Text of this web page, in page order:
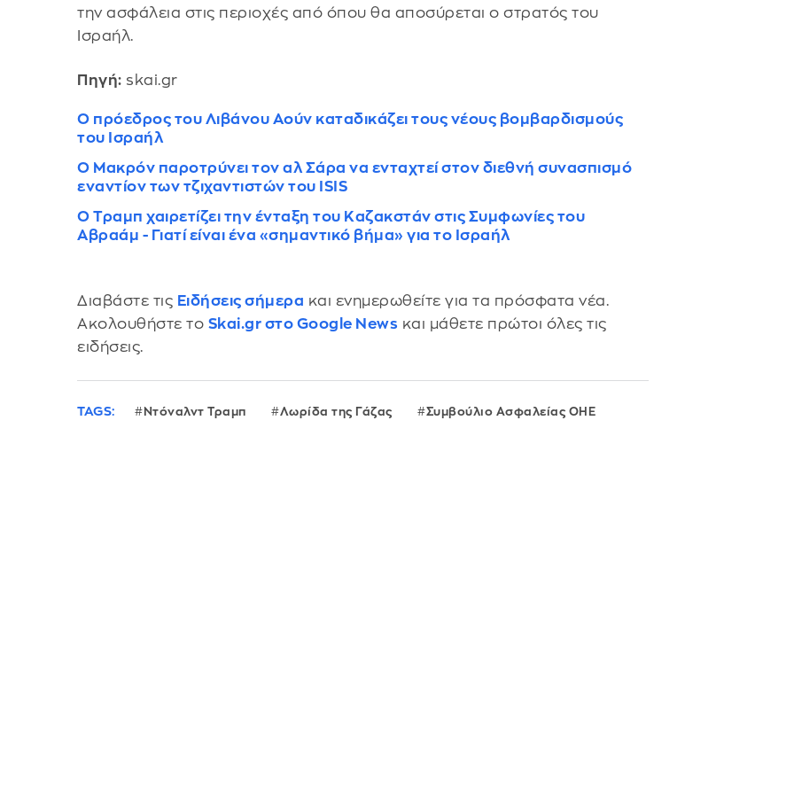
την ασφάλεια στις περιοχές από όπου θα αποσύρεται ο στρατός του
Ισραήλ.
Πηγή: skai.gr
Ο πρόεδρος του Λιβάνου Αούν καταδικάζει τους νέους βομβαρδισμούς
του Ισραήλ
Ο Μακρόν παροτρύνει τον αλ Σάρα να ενταχτεί στον διεθνή συνασπισμό
εναντίον των τζιχαντιστών του ISIS
Ο Τραμπ χαιρετίζει την ένταξη του Καζακστάν στις Συμφωνίες του
Αβραάμ - Γιατί είναι ένα «σημαντικό βήμα» για το Ισραήλ
Διαβάστε τις Ειδήσεις σήμερα και ενημερωθείτε για τα πρόσφατα νέα.
Ακολουθήστε το Skai.gr στο Google News και μάθετε πρώτοι όλες τις
ειδήσεις.
TAGS: Ντόναλντ Τραμπ Λωρίδα της Γάζας Συμβούλιο Ασφαλείας ΟΗΕ